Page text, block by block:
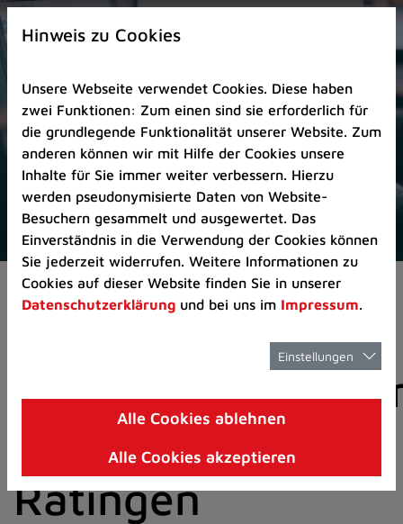
Zur
Startseite
Zum
Seitenanfang
springen
(Schnelltaste
A)
Zur
Navigation/Menü
springen
(Schnelltaste
M)
Zur
8)
I)
Aktuelles Pressemitteilungen
der Stadt
Ratingen
Hinweis zu Cookies
Unsere Webseite verwendet Cookies. Diese haben
zwei Funktionen: Zum einen sind sie erforderlich für
die grundlegende Funktionalität unserer Website. Zum
anderen können wir mit Hilfe der Cookies unsere
Inhalte für Sie immer weiter verbessern. Hierzu
werden pseudonymisierte Daten von Website-
Besuchern gesammelt und ausgewertet. Das
Einverständnis in die Verwendung der Cookies können
Sie jederzeit widerrufen. Weitere Informationen zu
Cookies auf dieser Website finden Sie in unserer
Datenschutzerklärung und bei uns im Impressum.
Einstellungen
Alle Cookies ablehnen
Alle Cookies akzeptieren